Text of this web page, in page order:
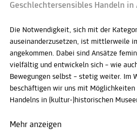
Geschlechtersensibles Handeln
Die Notwendigkeit, sich mit der
auseinanderzusetzen, ist mittlerweile
angekommen. Dabei sind Ansätze
vielfältig und entwickeln sich – wie
Bewegungen selbst – stetig weiter. Im
beschäftigen wir uns mit
Handelns in (kultur-)historischen
Mehr anzeigen